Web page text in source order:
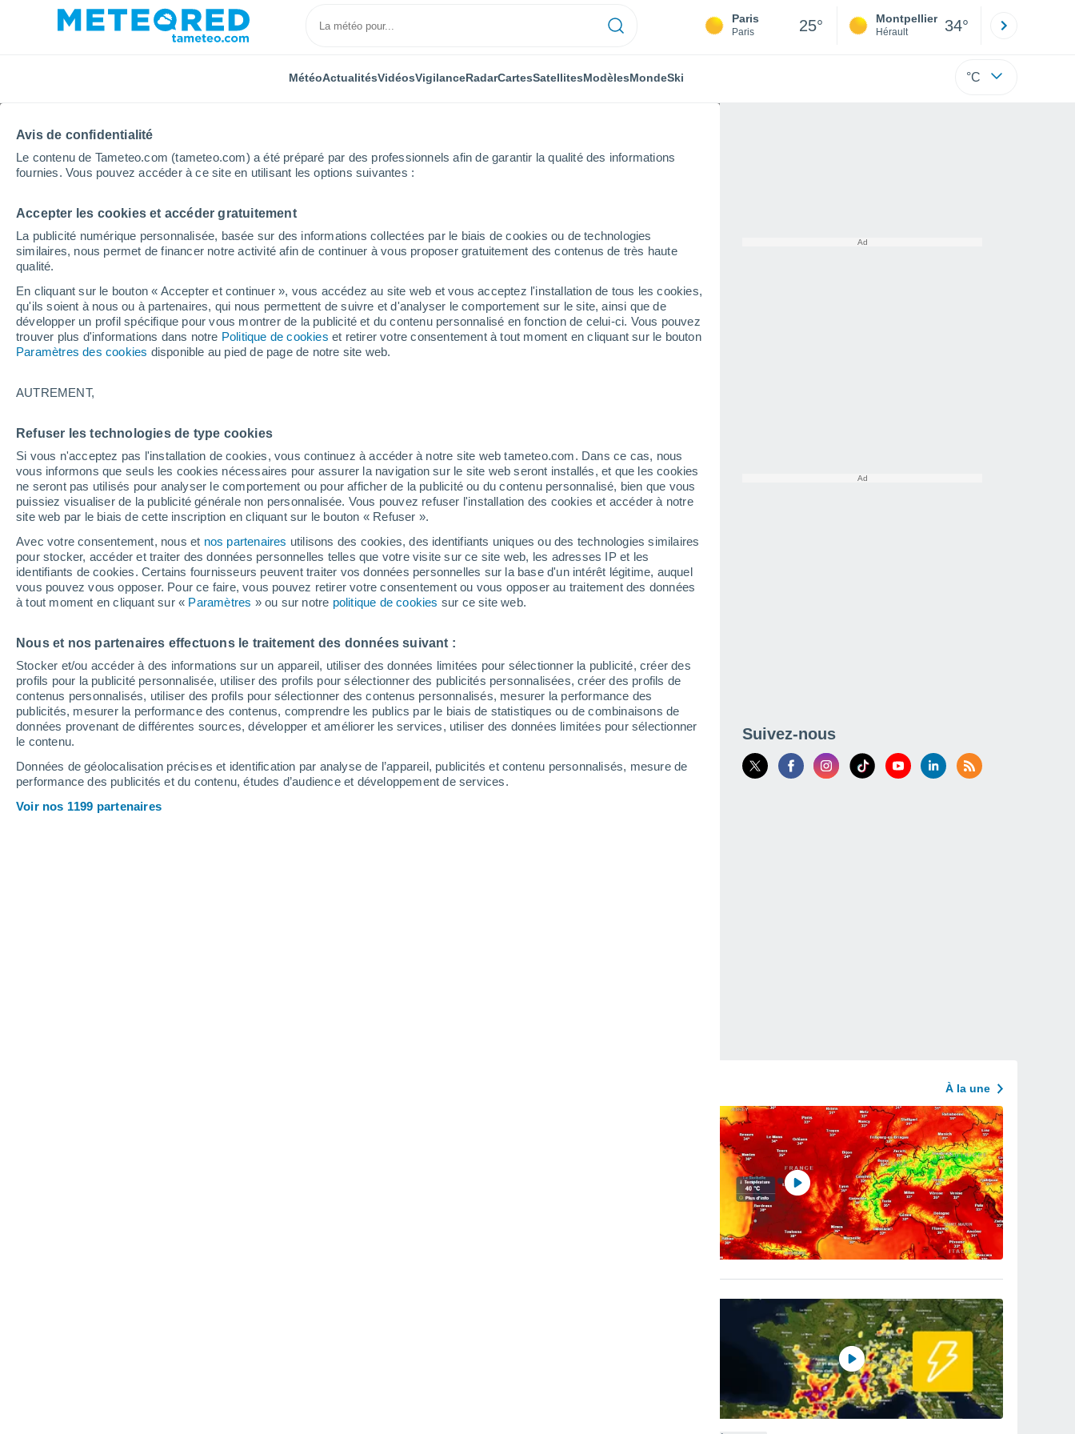
Avis de confidentialité
Le contenu de Tameteo.com (tameteo.com) a été préparé par des professionnels afin de garantir la qualité des informations
fournies. Vous pouvez accéder à ce site en utilisant les options suivantes :
Accepter les cookies et accéder gratuitement
La publicité numérique personnalisée, basée sur des informations collectées par le biais de cookies ou de technologies
similaires, nous permet de financer notre activité afin de continuer à vous proposer gratuitement des contenus de très haute
qualité.
En cliquant sur le bouton « Accepter et continuer », vous accédez au site web et vous acceptez l'installation de tous les cookies,
qu'ils soient à nous ou à partenaires, qui nous permettent de suivre et d'analyser le comportement sur le site, ainsi que de
développer un profil spécifique pour vous montrer de la publicité et du contenu personnalisé en fonction de celui-ci. Vous pouvez
trouver plus d'informations dans notre Politique de cookies et retirer votre consentement à tout moment en cliquant sur le bouton
Paramètres des cookies disponible au pied de page de notre site web.
AUTREMENT,
Refuser les technologies de type cookies
Si vous n'acceptez pas l'installation de cookies, vous continuez à accéder à notre site web tameteo.com. Dans ce cas, nous
vous informons que seuls les cookies nécessaires pour assurer la navigation sur le site web seront installés, et que les cookies
ne seront pas utilisés pour analyser le comportement ou pour afficher de la publicité ou du contenu personnalisé, bien que vous
puissiez visualiser de la publicité générale non personnalisée. Vous pouvez refuser l'installation des cookies et accéder à notre
site web par le biais de cette inscription en cliquant sur le bouton « Refuser ».
Avec votre consentement, nous et nos partenaires utilisons des cookies, des identifiants uniques ou des technologies similaires
pour stocker, accéder et traiter des données personnelles telles que votre visite sur ce site web, les adresses IP et les
identifiants de cookies. Certains fournisseurs peuvent traiter vos données personnelles sur la base d'un intérêt légitime, auquel
vous pouvez vous opposer. Pour ce faire, vous pouvez retirer votre consentement ou vous opposer au traitement des données
à tout moment en cliquant sur « Paramètres » ou sur notre politique de cookies sur ce site web.
Nous et nos partenaires effectuons le traitement des données suivant :
Stocker et/ou accéder à des informations sur un appareil, utiliser des données limitées pour sélectionner la publicité, créer des
profils pour la publicité personnalisée, utiliser des profils pour sélectionner des publicités personnalisées, créer des profils de
contenus personnalisés, utiliser des profils pour sélectionner des contenus personnalisés, mesurer la performance des
publicités, mesurer la performance des contenus, comprendre les publics par le biais de statistiques ou de combinaisons de
données provenant de différentes sources, développer et améliorer les services, utiliser des données limitées pour sélectionner
le contenu.
Données de géolocalisation précises et identification par analyse de l’appareil, publicités et contenu personnalisés, mesure de
performance des publicités et du contenu, études d’audience et développement de services.
Voir nos 1199 partenaires
Paris
Paris 25° Montpellier
Hérault 34°
MétéoActualitésVidéosVigilanceRadarCartesSatellitesModèlesMondeSki °C
Accueil Colombie Tolima
Météo Tolima
Aujourd´hui, 7 août Toute la journée Symbole
28°
13°
32°
27°
18°
Villarrica
Chaparral
35°
23°
Guamo
27°
19°
Ibagué
Leaflet
Suivez-nous
À la une